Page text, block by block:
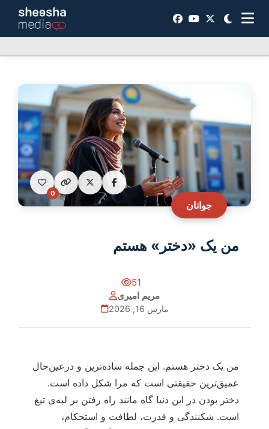
جوانان
0
من یک «دختر» هستم
51
مریم امیری
مارس 16, 2026
من یک دختر هستم. این جمله ساده‌ترین و درعین‌حال
عمیق‌ترین حقیقتی است که مرا شکل داده است.
دختر بودن در این دنیا گاه مانند راه رفتن بر لبه‌ی تیغ
است. شکنندگی و قدرت، لطافت و استحکام،